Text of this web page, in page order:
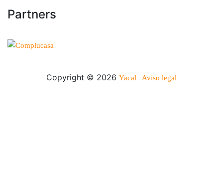
Partners
Copyright © 2026 Yacal Aviso legal